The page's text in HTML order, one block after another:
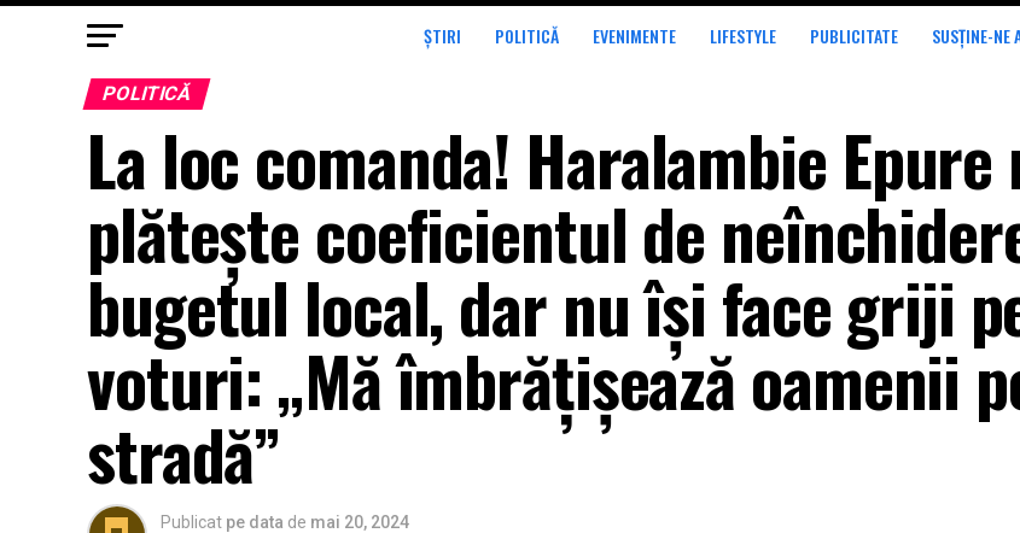
ȘTIRI POLITICĂ EVENIMENTE LIFESTYLE PUBLICITATE SUSȚINE-NE
POLITICĂ
La loc comanda! Haralambie Epure
plătește coeficientul de
bugetul local, dar nu își face griji
voturi: „Mă îmbrățișează oamenii
stradă”
Publicat pe data de mai 20, 2024